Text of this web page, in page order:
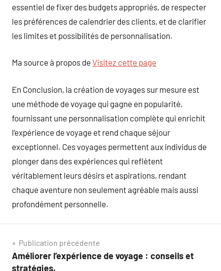
essentiel de fixer des budgets appropriés, de respecter
les préférences de calendrier des clients, et de clarifier
les limites et possibilités de personnalisation.
Ma source à propos de Visitez cette page
En Conclusion, la création de voyages sur mesure est
une méthode de voyage qui gagne en popularité,
fournissant une personnalisation complète qui enrichit
l’expérience de voyage et rend chaque séjour
exceptionnel. Ces voyages permettent aux individus de
plonger dans des expériences qui reflètent
véritablement leurs désirs et aspirations, rendant
chaque aventure non seulement agréable mais aussi
profondément personnelle.
Navigation
de
Publication précédente
Améliorer l’expérience de voyage : conseils et
stratégies.